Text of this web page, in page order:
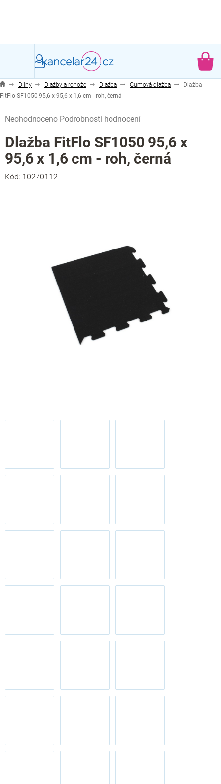
Dílny Dlažby a rohože Dlažba Gumová dlažba
Dlažba
FitFlo SF1050 95,6 x 95,6 x 1,6 cm - roh, černá
hodnocení
produktu
je
0,0
z
5
Neohodnoceno Podrobnosti hodnocení
Dlažba FitFlo SF1050 95,6 x
95,6 x 1,6 cm - roh, černá
Kód: 10270112